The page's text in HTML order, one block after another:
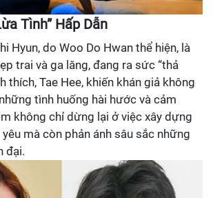
Tình” Hấp Dẫn
Hyun, do Woo Do Hwan thể hiện, là
trai và ga lăng, đang ra sức “thả
thích, Tae Hee, khiến khán giả không
tình huống hài hước và cảm
không chỉ dừng lại ở việc xây dựng
mà còn phản ánh sâu sắc những
đại.